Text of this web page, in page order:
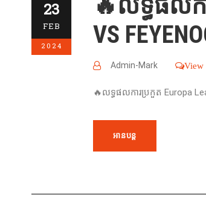
23
FEB
2024
VS
Admin-Mark View
🔥លទ្ធផលការប្រកួត Europa
អានបន្ត